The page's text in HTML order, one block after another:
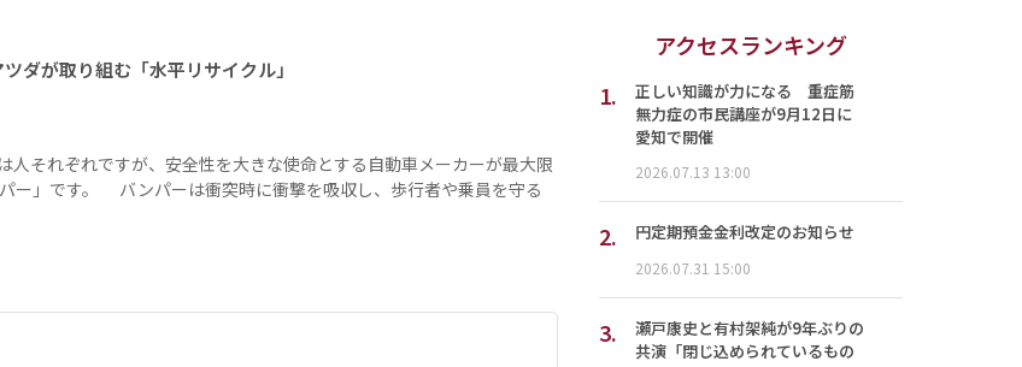
が取り組む「水平リサイクル」
人それぞれですが、安全性を大きな使命とする自動車メーカーが最大限
ー」です。 バンパーは衝突時に衝撃を吸収し、歩行者や乗員を守る
アクセスランキング
1.
正しい知識が力になる 重症筋
無力症の市民講座が9月12日に
愛知で開催
2026.07.13 13:00
2. 円定期預金金利改定のお知らせ
2026.07.31 15:00
3.
瀬戸康史と有村架純が9年ぶりの
共演「閉じ込められているもの